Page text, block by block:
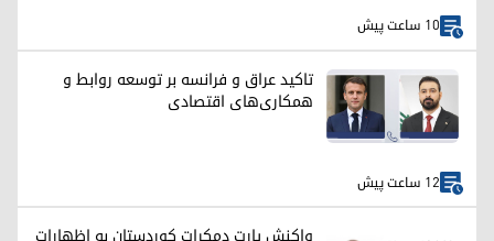
10 ساعت پیش
تاکید عراق و فرانسه بر توسعه روابط و
همکاری‌های اقتصادی
12 ساعت پیش